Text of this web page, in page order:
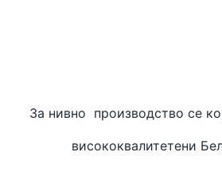
За нивно
висококвалитетени